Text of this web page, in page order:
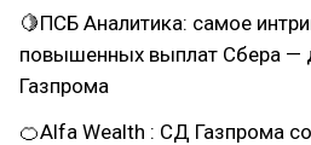
🍋ПСБ Аналитика: cамое
повышенных выплат Сбера —
Газпрома
🍊Alfa Wealth : СД Газпрома